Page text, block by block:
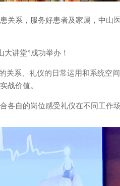
关系，服务好患者及家属，中山
大讲堂”成功举办！
关系、礼仪的日常运用和系统空
战价值。
各自的岗位感受礼仪在不同工作场